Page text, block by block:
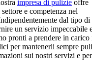
impresa di pulizie offre
e competenza nel
dal tipo di
un servizio impeccabile
pronti a prendere in carico
per mantenerli sempre
sui nostri servizi e per